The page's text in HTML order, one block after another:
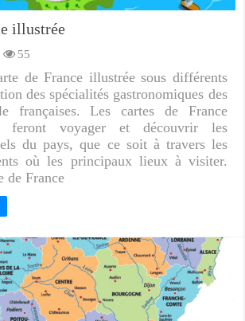
illustrée
55
de France illustrée sous différents
des spécialités gastronomiques des
françaises. Les cartes de France
feront voyager et découvrir les
du pays, que ce soit à travers les
où les principaux lieux à visiter.
de France